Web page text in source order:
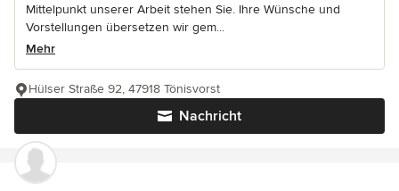
Mittelpunkt unserer Arbeit stehen Sie. Ihre Wünsche und
Vorstellungen übersetzen wir gem...
Mehr
Nachricht
Hülser Straße 92, 47918 Tönisvorst